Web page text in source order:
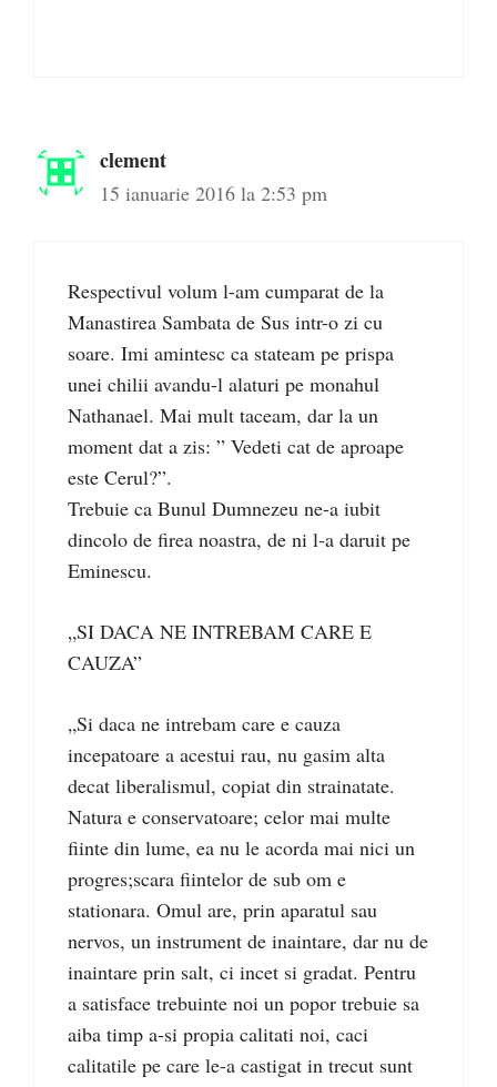
clement
15 ianuarie 2016 la 2:53 pm
Respectivul volum l-am cumparat de la
Manastirea Sambata de Sus intr-o zi cu
soare. Imi amintesc ca stateam pe prispa
unei chilii avandu-l alaturi pe monahul
Nathanael. Mai mult taceam, dar la un
moment dat a zis: ” Vedeti cat de aproape
este Cerul?”.
Trebuie ca Bunul Dumnezeu ne-a iubit
dincolo de firea noastra, de ni l-a daruit pe
Eminescu.
„SI DACA NE INTREBAM CARE E
CAUZA”
„Si daca ne intrebam care e cauza
incepatoare a acestui rau, nu gasim alta
decat liberalismul, copiat din strainatate.
Natura e conservatoare; celor mai multe
fiinte din lume, ea nu le acorda mai nici un
progres;scara fiintelor de sub om e
stationara. Omul are, prin aparatul sau
nervos, un instrument de inaintare, dar nu de
inaintare prin salt, ci incet si gradat. Pentru
a satisface trebuinte noi un popor trebuie sa
aiba timp a-si propia calitati noi, caci
calitatile pe care le-a castigat in trecut sunt